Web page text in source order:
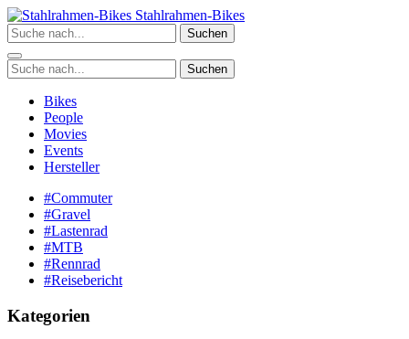
Zum
Inhalt
springen
Stahlrahmen-Bikes
Suchen
Suchen
Bikes
People
Movies
Events
Hersteller
#Commuter
#Gravel
#Lastenrad
#MTB
#Rennrad
#Reisebericht
Kategorien